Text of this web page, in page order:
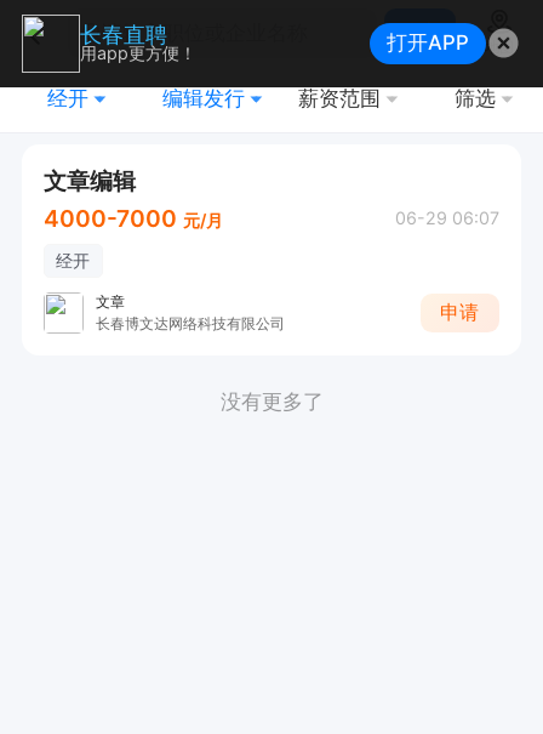
搜索
地图
经开 编辑发行 薪资范围 筛选
文章编辑
4000-7000 元/月 06-29 06:07
经开
文章
长春博文达网络科技有限公司
申请
没有更多了
长春直聘
用app更方便！ 打开APP